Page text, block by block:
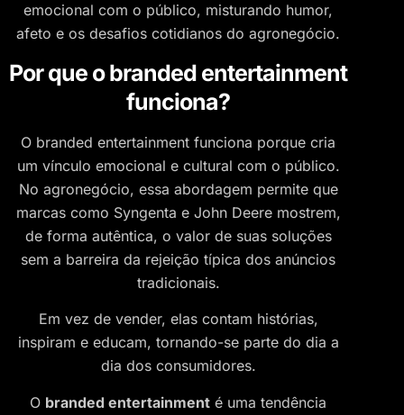
emocional com o público, misturando humor,
afeto e os desafios cotidianos do agronegócio.
Por que o branded entertainment
funciona?
O branded entertainment funciona porque cria
um vínculo emocional e cultural com o público.
No agronegócio, essa abordagem permite que
marcas como Syngenta e John Deere mostrem,
de forma autêntica, o valor de suas soluções
sem a barreira da rejeição típica dos anúncios
tradicionais.
Em vez de vender, elas contam histórias,
inspiram e educam, tornando-se parte do dia a
dia dos consumidores.
O branded entertainment é uma tendência